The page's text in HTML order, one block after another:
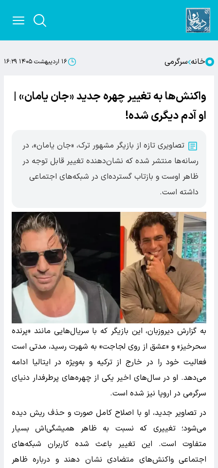
خانه سرگرمی ۱۶ اردیبهشت ۱۴۰۵ ۱۶:۲۹
واکنش‌ها به تغییر چهره جدید «جان یامان» |
او آدم دیگری شده!
تصاویری تازه از بازیگر مشهور ترک، «جان یامان»، در
رسانه‌ها منتشر شده که نشان‌دهنده تغییر قابل توجه در
ظاهر اوست و بازتاب گسترده‌ای در شبکه‌های اجتماعی
داشته است.
به گزارش دیروزبان، این بازیگر که با سریال‌هایی مانند «پرنده
سحرخیز» و «عشق از روی لجاجت» به شهرت رسید، مدتی است
فعالیت خود را در خارج از ترکیه و به‌ویژه در ایتالیا ادامه
می‌دهد. او در سال‌های اخیر یکی از چهره‌های پرطرفدار دنیای
سرگرمی در اروپا نیز شده است.
در تصاویر جدید، او با اصلاح کامل صورت و حذف ریش دیده
می‌شود؛ تغییری که نسبت به ظاهر همیشگی‌اش بسیار
متفاوت است. این تغییر باعث شده کاربران شبکه‌های
اجتماعی واکنش‌های متضادی نشان دهند و درباره ظاهر